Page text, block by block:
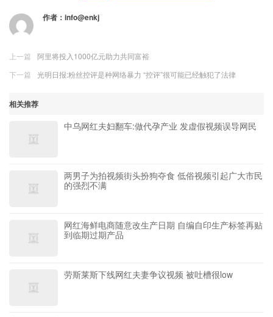
作者： info@enkj
上一篇
阿里将投入1000亿元助力共同富裕
下一篇
光明日报:粉丝控评是种网络暴力 “控评”很可能已经触犯了法律
相关推荐
中乌网红夫妇翻车:做代孕产业 发虚假视频误导网民
两男子为拍视频街头扮狗夺食 低俗视频引起广大市民
的强烈不满
网红海鲜电商随意改生产日期 自编自印生产标签再贴
到临期过期产品
劳斯莱斯下线网红夫妻争议视频 被吐槽很low